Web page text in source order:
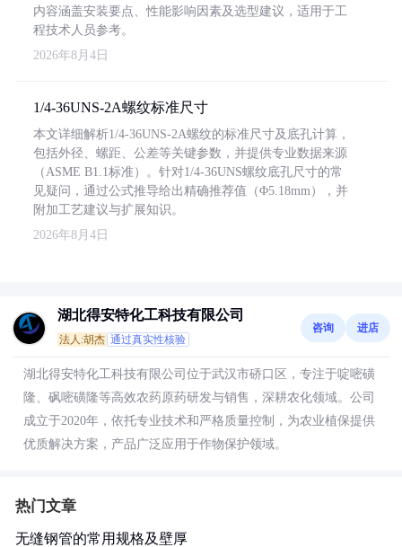
内容涵盖安装要点、性能影响因素及选型建议，适用于工
程技术人员参考。
2026年8月4日
1/4-36UNS-2A螺纹标准尺寸
本文详细解析1/4-36UNS-2A螺纹的标准尺寸及底孔计算，
包括外径、螺距、公差等关键参数，并提供专业数据来源
（ASME B1.1标准）。针对1/4-36UNS螺纹底孔尺寸的常
见疑问，通过公式推导给出精确推荐值（Φ5.18mm），并
附加工艺建议与扩展知识。
2026年8月4日
湖北得安特化工科技有限公司
法人:胡杰 通过真实性核验
咨询 进店
湖北得安特化工科技有限公司位于武汉市硚口区，专注于啶嘧磺
隆、砜嘧磺隆等高效农药原药研发与销售，深耕农化领域。公司
成立于2020年，依托专业技术和严格质量控制，为农业植保提供
优质解决方案，产品广泛应用于作物保护领域。
热门文章
无缝钢管的常用规格及壁厚